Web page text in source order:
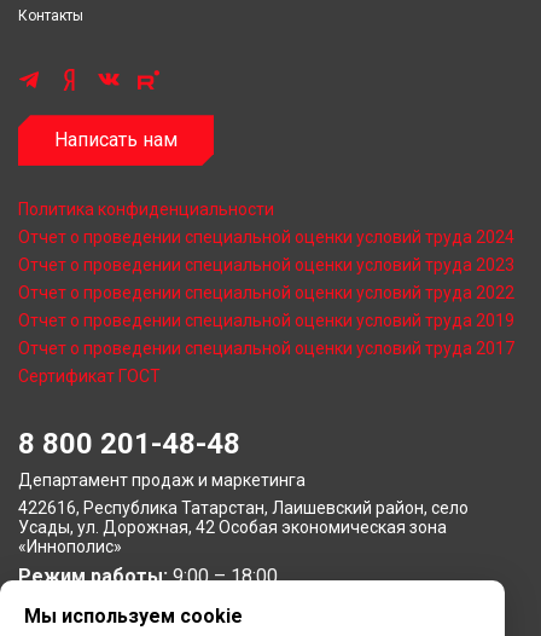
Контакты
Написать нам
Политика конфиденциальности
Отчет о проведении специальной оценки условий труда 2024
Отчет о проведении специальной оценки условий труда 2023
Отчет о проведении специальной оценки условий труда 2022
Отчет о проведении специальной оценки условий труда 2019
Отчет о проведении специальной оценки условий труда 2017
Сертификат ГОСТ
8 800 201-48-48
Департамент продаж и маркетинга
422616, Республика Татарстан, Лаишевский район, село
Усады, ул. Дорожная, 42 Особая экономическая зона
«Иннополис»
Режим работы:9:00 – 18:00
Московское представительство
Мы используем cookie